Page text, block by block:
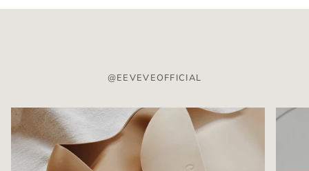
@EEVEVEOFFICIAL